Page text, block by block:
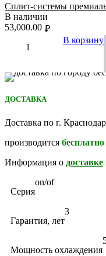
Сплит-системы
В наличии
₽
53,000.00
В корзину
ДОСТАВКА
Доставка по г. Краснодар
производится бесплатно
Информация о доставке
Серия
on/of
Гарантия, лет
3
Мощность охлаждения